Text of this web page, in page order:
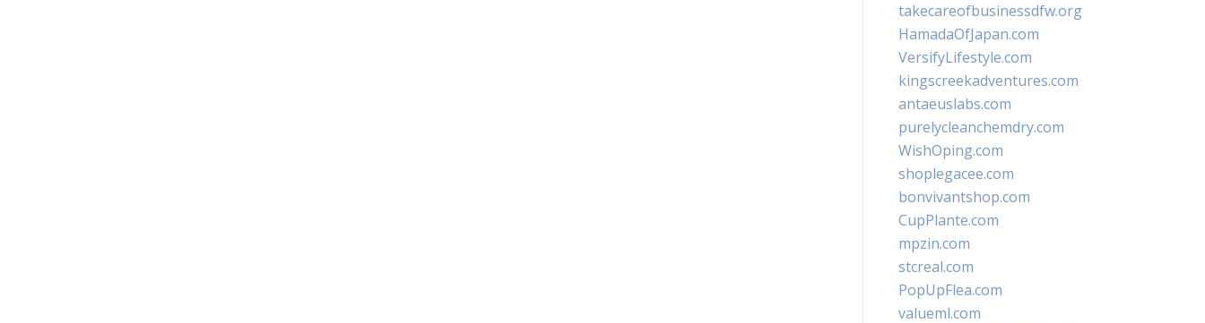
takecareofbusinessdfw.org
HamadaOfJapan.com
VersifyLifestyle.com
kingscreekadventures.com
antaeuslabs.com
purelycleanchemdry.com
WishOping.com
shoplegacee.com
bonvivantshop.com
CupPlante.com
mpzin.com
stcreal.com
PopUpFlea.com
valueml.com